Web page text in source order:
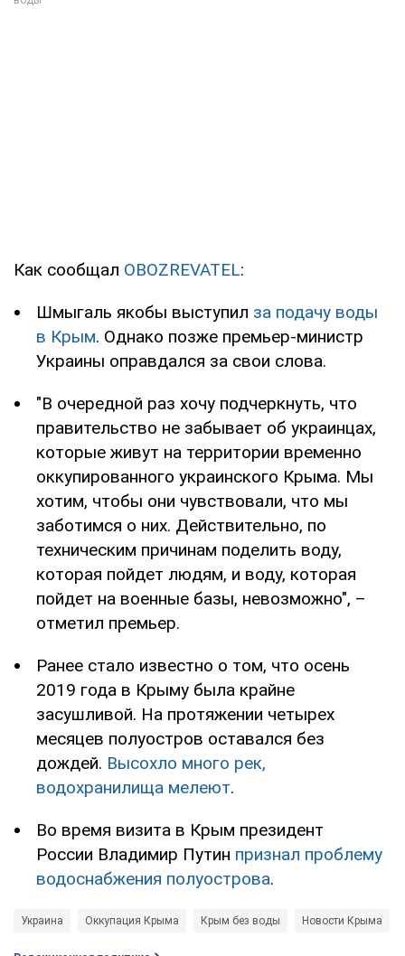
Как сообщал OBOZREVATEL:
Шмыгаль якобы выступил за подачу воды
в Крым. Однако позже премьер-министр
Украины оправдался за свои слова.
"В очередной раз хочу подчеркнуть, что
правительство не забывает об украинцах,
которые живут на территории временно
оккупированного украинского Крыма. Мы
хотим, чтобы они чувствовали, что мы
заботимся о них. Действительно, по
техническим причинам поделить воду,
которая пойдет людям, и воду, которая
пойдет на военные базы, невозможно", –
отметил премьер.
Ранее стало известно о том, что осень
2019 года в Крыму была крайне
засушливой. На протяжении четырех
месяцев полуостров оставался без
дождей. Высохло много рек,
водохранилища мелеют.
Во время визита в Крым президент
России Владимир Путин признал проблему
водоснабжения полуострова.
Украина Оккупация Крыма Крым без воды Новости Крыма